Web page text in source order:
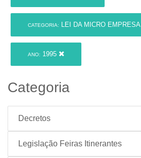
CATEGORIA: LEI DA MICRO EMPRESA
ANO: 1995
Categoria
Decretos
Legislação Feiras Itinerantes